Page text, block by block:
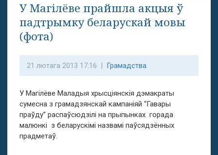
У Магілёве прайшла акцыя ў
падтрымку беларускай мовы
(фота)
21 лютага 2013 17:16 | Грамадства
У Магілёве Маладыя хрысціянскія дэмакраты
сумесна з грамадзянскай кампаніяй “Гавары
праўду” распаўсюдзілі на прыпынках горада
малюнкі з беларускімі назвамі паўсядзённых
прадметаў.